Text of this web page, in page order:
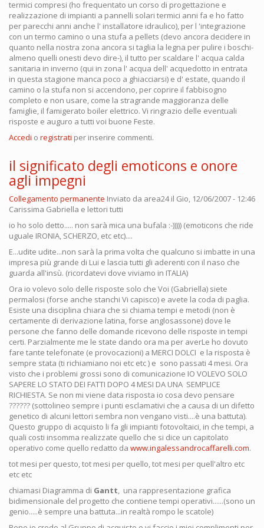
termici compresi (ho frequentato un corso di progettazione e
realizzazione di impianti a pannelli solari termici anni fa e ho fatto
per parecchi anni anche l' installatore idraulico), per l 'integrazione
con un termo camino o una stufa a pellets (devo ancora decidere in
quanto nella nostra zona ancora si taglia la legna per pulire i boschi-
almeno quelli onesti devo dire-), il tutto per scaldare l' acqua calda
sanitaria in inverno (qui in zona l' acqua dell' acquedotto in entrata
in questa stagione manca poco a ghiacciarsi) e d' estate, quando il
camino o la stufa non si accendono, per coprire il fabbisogno
completo e non usare, come la stragrande maggioranza delle
famiglie, il famigerato boiler elettrico. Vi ringrazio delle eventuali
risposte e auguro a tutti voi buone Feste.
Accedi o registrati per inserire commenti.
il significato degli emoticons e onore
agli impegni
Collegamento permanente Inviato da area24il Gio, 12/06/2007 - 12:46
Carissima Gabriella e lettori tutti
io ho solo detto..... non sarà mica una bufala :-))))) (emoticons che ride
uguale IRONIA, SCHERZO, etc etc)....
E...udite udite...non sarà la prima volta che qualcuno si imbatte in una
impresa più grande di Lui e lascia tutti gli aderenti con il naso che
guarda all'insù. (ricordatevi dove viviamo in ITALIA)
Ora io volevo solo delle risposte solo che Voi (Gabriella) siete
permalosi (forse anche stanchi Vi capisco) e avete la coda di paglia.
Esiste una disciplina chiara che si chiama tempi e metodi (non è
certamente di derivazione latina, forse anglosassone) dove le
persone che fanno delle domande ricevono delle risposte in tempi
certi. Parzialmente me le state dando ora ma per averLe ho dovuto
fare tante telefonate (e provocazioni) a MERCI DOLCI e la risposta è
sempre stata (ti richiamiano noi etc etc ) e sono passati 4 mesi. Ora
visto che i problemi grossi sono di comunicazione IO VOLEVO SOLO
SAPERE LO STATO DEI FATTI DOPO 4 MESI DA UNA SEMPLICE
RICHIESTA. Se non mi viene data risposta io cosa devo pensare
?????? (sottolineo sempre i punti esclamativi che a causa di un difetto
genetico di alcuni lettori sembra non vengano visti....è una battuta).
Questo gruppo di acquisto li fa gli impianti fotovoltaici, in che tempi, a
quali costi insomma realizzate quello che si dice un capitolato
operativo come quello redatto da www.ingalessandrocaffarelli.com.
tot mesi per questo, tot mesi per quello, tot mesi per quell'altro etc
etc etc
chiamasi Diagramma di Gantt , una rappresentazione grafica
bidimensionale del progetto che contiene tempi operativi......(sono un
genio.....è sempre una battuta...in realtà rompo le scatole)